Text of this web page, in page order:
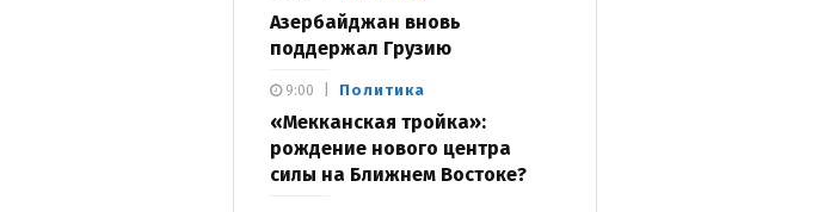
Азербайджан вновь
поддержал Грузию
Политика
«Мекканская тройка»:
рождение нового центра
силы на Ближнем Востоке?
9:00